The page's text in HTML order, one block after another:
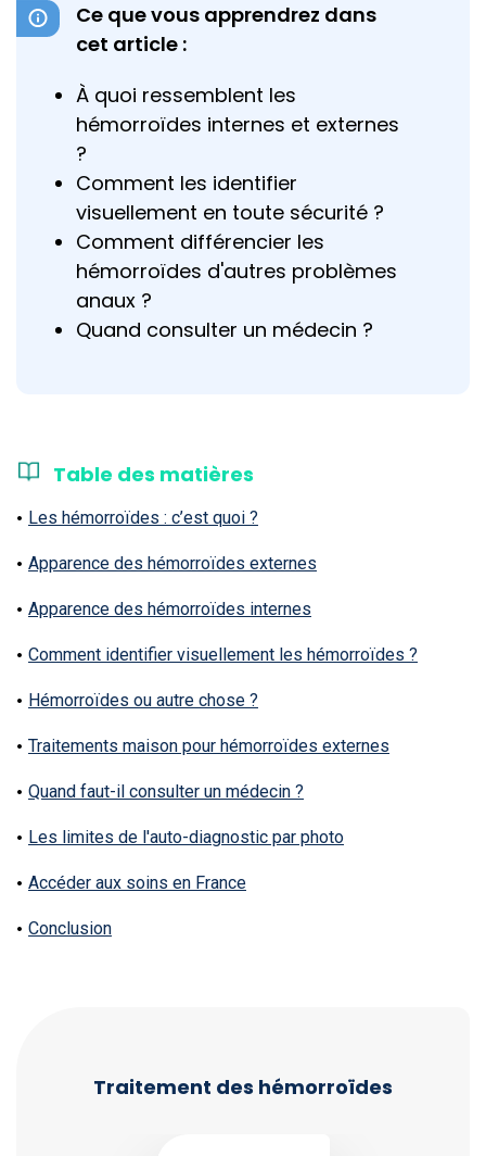
Ce que vous apprendrez dans
cet article :
À quoi ressemblent les
hémorroïdes internes et externes
?
Comment les identifier
visuellement en toute sécurité ?
Comment différencier les
hémorroïdes d'autres problèmes
anaux ?
Quand consulter un médecin ?
Table des matières
Les hémorroïdes : c’est quoi ?
Apparence des hémorroïdes externes
Apparence des hémorroïdes internes
Comment identifier visuellement les hémorroïdes ?
Hémorroïdes ou autre chose ?
Traitements maison pour hémorroïdes externes
Quand faut-il consulter un médecin ?
Les limites de l'auto-diagnostic par photo
Accéder aux soins en France
Conclusion
Traitement des hémorroïdes